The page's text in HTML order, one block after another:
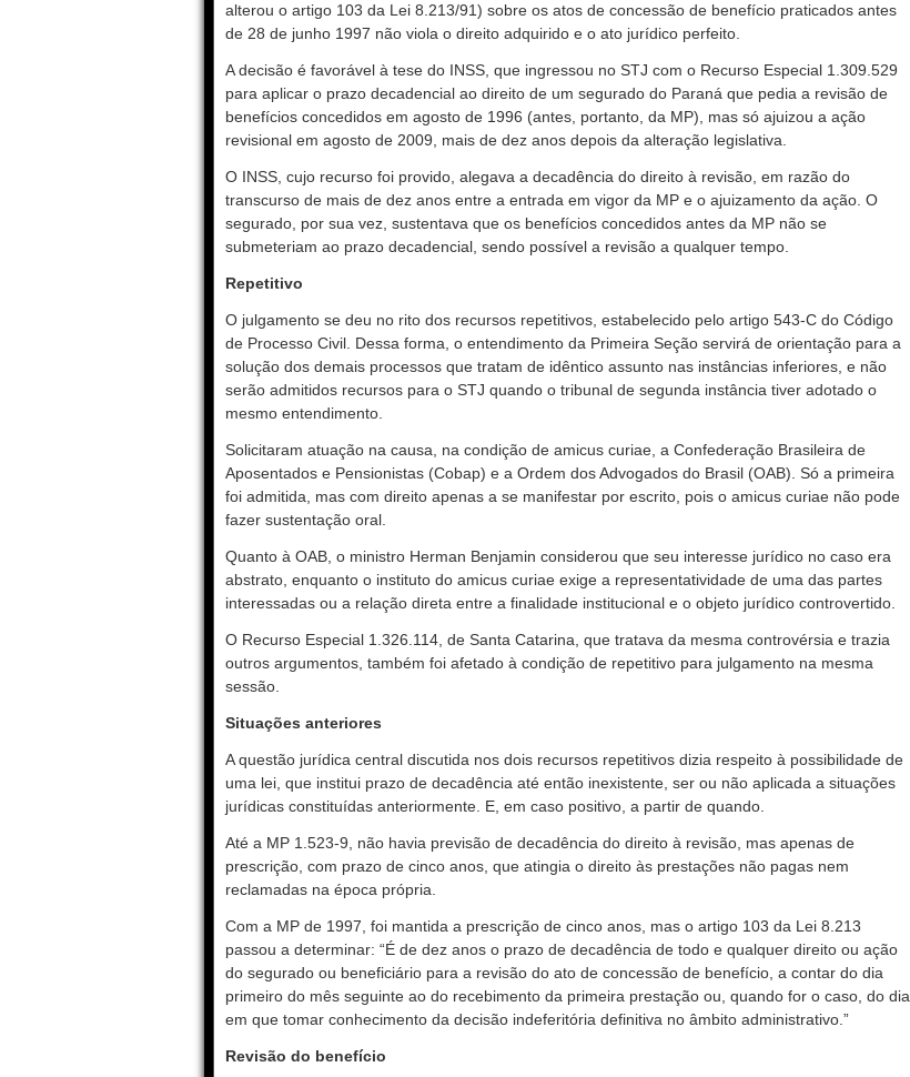
alterou o artigo 103 da Lei 8.213/91) sobre os atos de concessão de benefício praticados antes
de 28 de junho 1997 não viola o direito adquirido e o ato jurídico perfeito.
A decisão é favorável à tese do INSS, que ingressou no STJ com o Recurso Especial 1.309.529
para aplicar o prazo decadencial ao direito de um segurado do Paraná que pedia a revisão de
benefícios concedidos em agosto de 1996 (antes, portanto, da MP), mas só ajuizou a ação
revisional em agosto de 2009, mais de dez anos depois da alteração legislativa.
O INSS, cujo recurso foi provido, alegava a decadência do direito à revisão, em razão do
transcurso de mais de dez anos entre a entrada em vigor da MP e o ajuizamento da ação. O
segurado, por sua vez, sustentava que os benefícios concedidos antes da MP não se
submeteriam ao prazo decadencial, sendo possível a revisão a qualquer tempo.
Repetitivo
O julgamento se deu no rito dos recursos repetitivos, estabelecido pelo artigo 543-C do Código
de Processo Civil. Dessa forma, o entendimento da Primeira Seção servirá de orientação para a
solução dos demais processos que tratam de idêntico assunto nas instâncias inferiores, e não
serão admitidos recursos para o STJ quando o tribunal de segunda instância tiver adotado o
mesmo entendimento.
Solicitaram atuação na causa, na condição de amicus curiae, a Confederação Brasileira de
Aposentados e Pensionistas (Cobap) e a Ordem dos Advogados do Brasil (OAB). Só a primeira
foi admitida, mas com direito apenas a se manifestar por escrito, pois o amicus curiae não pode
fazer sustentação oral.
Quanto à OAB, o ministro Herman Benjamin considerou que seu interesse jurídico no caso era
abstrato, enquanto o instituto do amicus curiae exige a representatividade de uma das partes
interessadas ou a relação direta entre a finalidade institucional e o objeto jurídico controvertido.
O Recurso Especial 1.326.114, de Santa Catarina, que tratava da mesma controvérsia e trazia
outros argumentos, também foi afetado à condição de repetitivo para julgamento na mesma
sessão.
Situações anteriores
A questão jurídica central discutida nos dois recursos repetitivos dizia respeito à possibilidade de
uma lei, que institui prazo de decadência até então inexistente, ser ou não aplicada a situações
jurídicas constituídas anteriormente. E, em caso positivo, a partir de quando.
Até a MP 1.523-9, não havia previsão de decadência do direito à revisão, mas apenas de
prescrição, com prazo de cinco anos, que atingia o direito às prestações não pagas nem
reclamadas na época própria.
Com a MP de 1997, foi mantida a prescrição de cinco anos, mas o artigo 103 da Lei 8.213
passou a determinar: “É de dez anos o prazo de decadência de todo e qualquer direito ou ação
do segurado ou beneficiário para a revisão do ato de concessão de benefício, a contar do dia
primeiro do mês seguinte ao do recebimento da primeira prestação ou, quando for o caso, do dia
em que tomar conhecimento da decisão indeferitória definitiva no âmbito administrativo.”
Revisão do benefício